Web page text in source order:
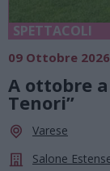
SPETTACOLI
09 Ottobre 2026
A ottobre
Tenori”
Varese
Salone